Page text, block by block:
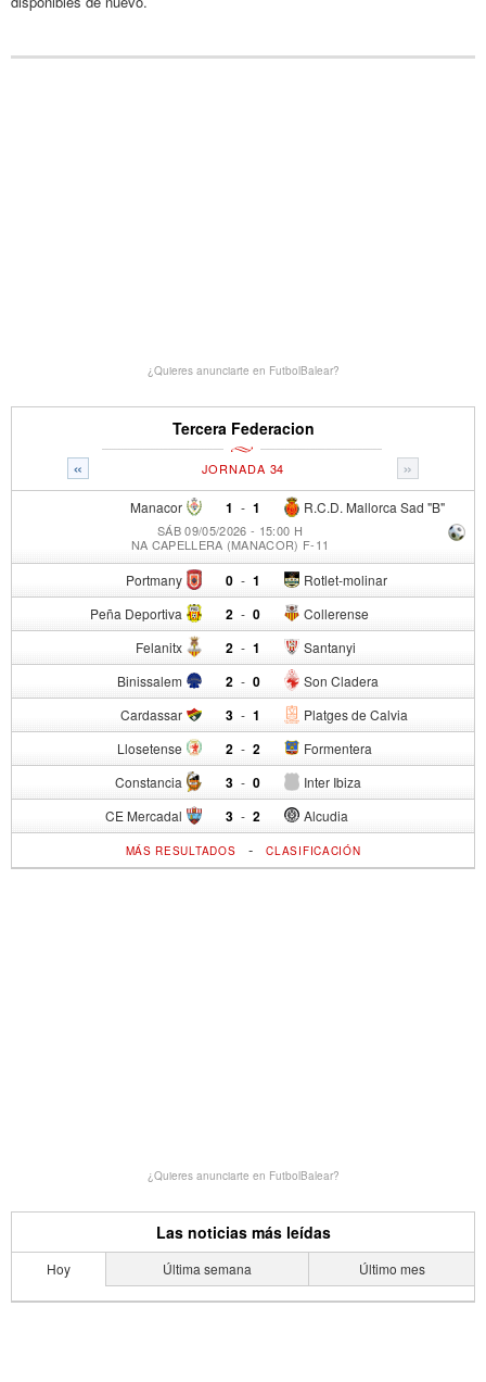
¿Quieres anunciarte en FutbolBalear?
Tercera Federacion
« »
JORNADA 34
Manacor 1 - R.C.D. Mallorca Sad "B"
1
SÁB 09/05/2026 - 15:00 H
NA CAPELLERA (MANACOR) F-11
Portmany 0 - Rotlet-molinar
1
Peña Deportiva 2 - Collerense
0
Felanitx 2 - Santanyi
1
Binissalem 2 - Son Cladera
0
Cardassar 3 - Platges de Calvia
1
Llosetense 2 - Formentera
2
Constancia 3 - Inter Ibiza
0
CE Mercadal 3 - Alcudia
2
MÁS RESULTADOS -CLASIFICACIÓN
¿Quieres anunciarte en FutbolBalear?
Las noticias más leídas
Hoy Última semana Último mes